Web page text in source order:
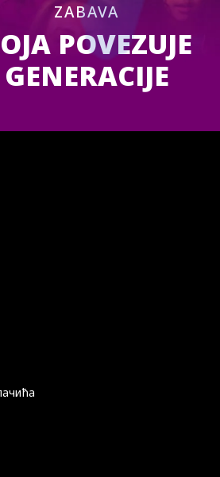
ZABAVA
POVEZUJE
GENERACIJE